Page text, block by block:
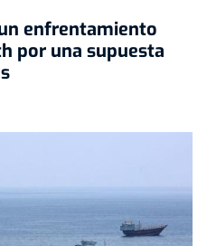
enfrentamiento
por una supuesta